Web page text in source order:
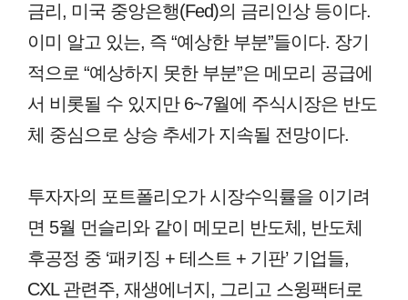
금리, 미국 중앙은행(Fed)의 금리인상 등이다.
이미 알고 있는, 즉 “예상한 부분”들이다. 장기
적으로 “예상하지 못한 부분”은 메모리 공급에
서 비롯될 수 있지만 6~7월에 주식시장은 반도
체 중심으로 상승 추세가 지속될 전망이다.
투자자의 포트폴리오가 시장수익률을 이기려
면 5월 먼슬리와 같이 메모리 반도체, 반도체
후공정 중 ‘패키징 + 테스트 + 기판’ 기업들,
CXL 관련주, 재생에너지, 그리고 스윙팩터로